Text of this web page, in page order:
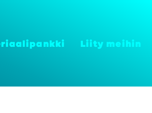
Lii­ty mei­hin